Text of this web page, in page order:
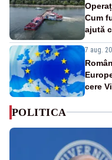
Cum
ajută
7 aug.
cere
POLITICA